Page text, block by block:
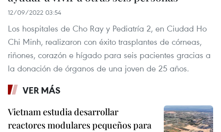
12/09/2022 03:54
Los hospitales de Cho Ray y Pediatría 2, en Ciudad Ho
Chi Minh, realizaron con éxito trasplantes de córneas,
riñones, corazón e hígado para seis pacientes gracias a
la donación de órganos de una joven de 25 años.
VER MÁS
Vietnam estudia desarrollar
reactores modulares pequeños para